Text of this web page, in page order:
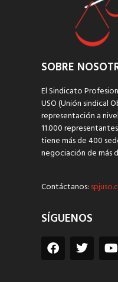
SOBRE
El Sindicato
USO (Unión sindical
representación a
11.000
tiene más de 400
negociación de más
Contáctanos:
SÍGUENOS